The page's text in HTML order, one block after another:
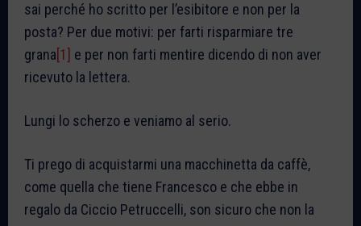
sai perché ho scritto per l’esibitore e non per la
posta? Per due motivi: per farti risparmiare tre
grana [1]
e per non farti mentire dicendo di non aver
ricevuto la lettera.
Lungi lo scherzo e veniamo al serio.
Ti prego di acquistarmi una macchinetta da caffè,
come quella che tiene Francesco e che ebbe in
regalo da Ciccio Petruccelli, son sicuro che non la